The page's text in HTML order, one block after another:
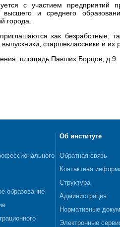
с участием предприятий
и среднего
города.
как
старшеклассники и их
площадь Павших Борцов, д.9.
образование
Об институте
Обратная связь
Контактная
Структура
Администрация
Нормативные
Электронные